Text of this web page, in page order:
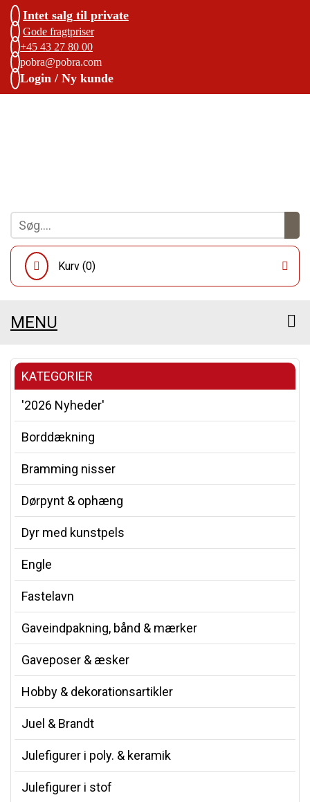
Intet salg til private
Gode fragtpriser
+45 43 27 80 00
pobra@pobra.com
Login / Ny kunde
Kurv (0)
MENU
KATEGORIER
'2026 Nyheder'
Borddækning
Bramming nisser
Dørpynt & ophæng
Dyr med kunstpels
Engle
Fastelavn
Gaveindpakning, bånd & mærker
Gaveposer & æsker
Hobby & dekorationsartikler
Juel & Brandt
Julefigurer i poly. & keramik
Julefigurer i stof